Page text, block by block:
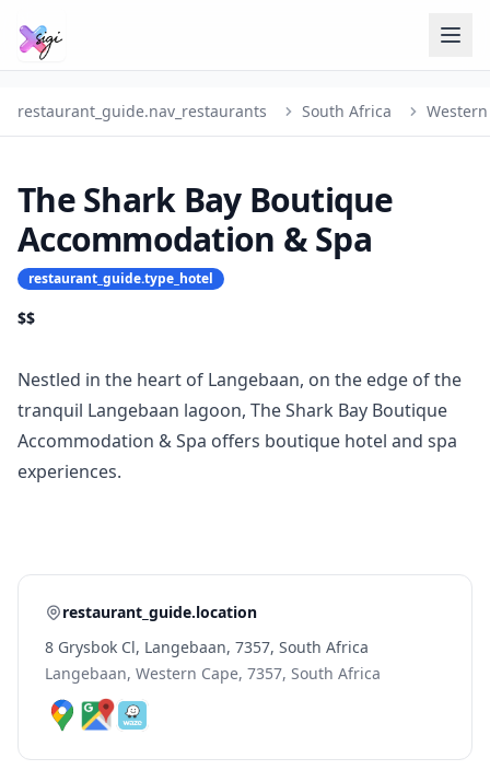
restaurant_guide.nav_restaurants South Africa
The Shark Bay Boutique
Accommodation & Spa
restaurant_guide.type_hotel
$$
Nestled in the heart of Langebaan, on the edge of the
tranquil Langebaan lagoon, The Shark Bay Boutique
Accommodation & Spa offers boutique hotel and spa
experiences.
restaurant_guide.location
8 Grysbok Cl, Langebaan, 7357, South Africa
Langebaan, Western Cape, 7357, South Africa